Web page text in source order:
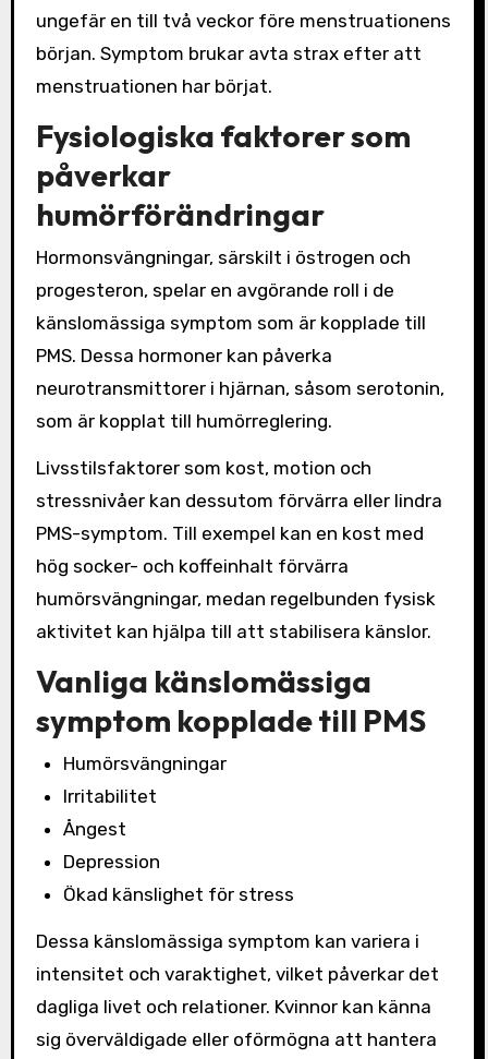
ungefär en till två veckor före menstruationens
början. Symptom brukar avta strax efter att
menstruationen har börjat.
Fysiologiska faktorer som
påverkar
humörförändringar
Hormonsvängningar, särskilt i östrogen och
progesteron, spelar en avgörande roll i de
känslomässiga symptom som är kopplade till
PMS. Dessa hormoner kan påverka
neurotransmittorer i hjärnan, såsom serotonin,
som är kopplat till humörreglering.
Livsstilsfaktorer som kost, motion och
stressnivåer kan dessutom förvärra eller lindra
PMS-symptom. Till exempel kan en kost med
hög socker- och koffeinhalt förvärra
humörsvängningar, medan regelbunden fysisk
aktivitet kan hjälpa till att stabilisera känslor.
Vanliga känslomässiga
symptom kopplade till PMS
Humörsvängningar
Irritabilitet
Ångest
Depression
Ökad känslighet för stress
Dessa känslomässiga symptom kan variera i
intensitet och varaktighet, vilket påverkar det
dagliga livet och relationer. Kvinnor kan känna
sig överväldigade eller oförmögna att hantera